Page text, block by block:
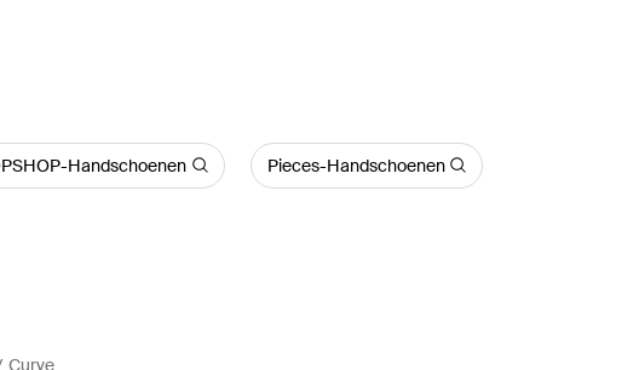
Handschoenen Pieces-Handschoenen
Curve